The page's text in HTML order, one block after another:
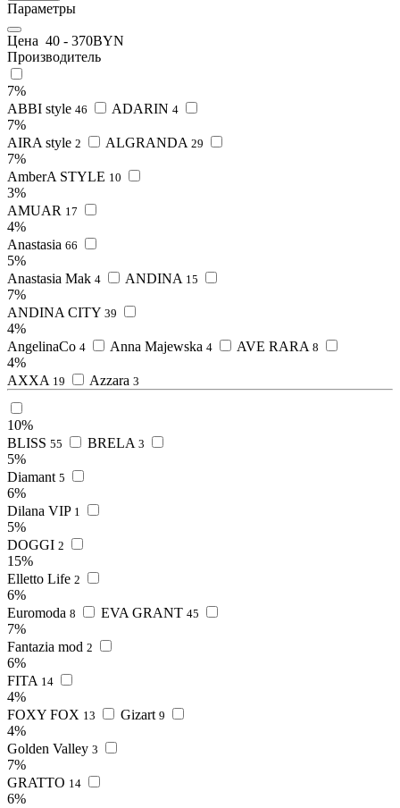
Параметры
Цена 40 - 370BYN
Производитель
7%
ABBI style 46 ADARIN 4
7%
AIRA style 2 ALGRANDA 29
7%
AmberA STYLE 10
3%
AMUAR 17
4%
Anastasia 66
5%
Anastasia Mak 4 ANDINA 15
7%
ANDINA CITY 39
4%
AngelinaCo 4 Anna Majewska 4 AVE RARA 8
4%
AXXA 19 Azzara 3
10%
BLISS 55 BRELA 3
5%
Diamant 5
6%
Dilana VIP 1
5%
DOGGI 2
15%
Elletto Life 2
6%
Euromoda 8 EVA GRANT 45
7%
Fantazia mod 2
6%
FITA 14
4%
FOXY FOX 13 Gizart 9
4%
Golden Valley 3
7%
GRATTO 14
6%